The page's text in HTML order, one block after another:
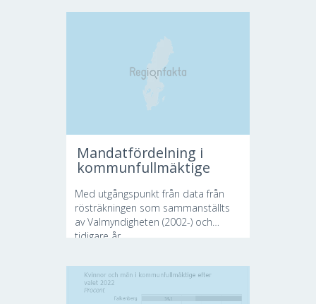
Mandatfördelning i
kommunfullmäktige
Med utgångspunkt från data från
rösträkningen som sammanställts
av Valmyndigheten (2002-) och
tidigare år...